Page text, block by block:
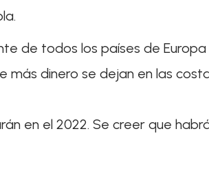
de todos los países de
más dinero se dejan en las
en el 2022. Se creer que